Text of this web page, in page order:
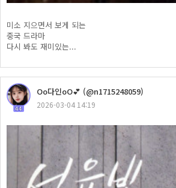
미소 지으면서 보게 되는
중국 드라마
다시 봐도 재미있는...
44
Oo다인oO💕 (@n1715248059)
2026-03-04 14:19